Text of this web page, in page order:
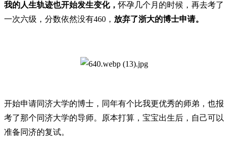
我的人生轨迹也开始发生变化，怀孕几个月的时候，再去考了
一次六级，分数依然没有460， 放弃了浙大的博士申请。
开始申请同济大学的博士，同年有个比我更优秀的师弟，也报
考了那个同济大学的导师。原本打算，宝宝出生后，自己可以
准备同济的复试。